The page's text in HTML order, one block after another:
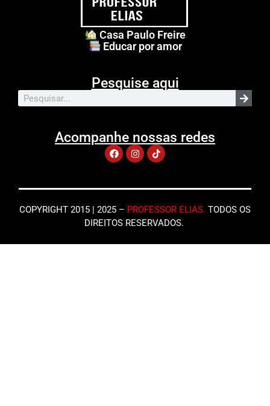
Casa Paulo Freire
Educar por amor
Pesquise aqui
Acompanhe nossas redes
COPYRIGHT 2015 | 2025 – PROFESSOR ELIAS. TODOS OS
DIREITOS RESERVADOS.